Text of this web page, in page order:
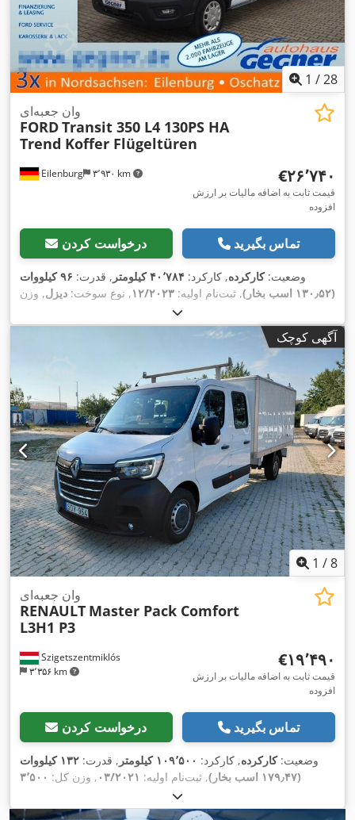
1 /28
Eilenburg ۳٬۹۳۰ km
وان جعبه‌ای
FORDTransit 350 L4 130PS HA
Trend Koffer Flügeltüren
‎€۲۶٬۷۴۰
قیمت ثابت به اضافه مالیات بر ارزش
افزوده
درخواست کردن تماس بگیرید
وضعیت:کارکرده, کارکرد: ۴۰٬۷۸۴ کیلومتر , قدرت:
۹۶ کیلووات
(۱۳۰٫۵۲ اسب بخار)
, ثبت‌نام اولیه: ۱۲/۲۰۲۳, نوع سوخت: دیزل, وزن
سفید
انتشار:یورو ۶ , تعداد صندلی‌ها:۳, طول فضای بارگیری:۴٬۲۱۴
میلی‌متر
, عرض فضای بارگیری:
بارگیری:۲٬۱۶۷ میلی‌متر
مرکزی
آگهی کوچک
1 /8
Szigetszentmiklós
۳٬۳۵۶ km
وان جعبه‌ای
RENAULT Master Pack Comfort
L3H1 P3
‎€۱۹٬۴۹۰
قیمت ثابت به اضافه مالیات بر ارزش
افزوده
درخواست کردن تماس بگیرید
وضعیت:کارکرده, کارکرد: ۱۰۹٬۵۰۰ کیلومتر , قدرت:
۱۳۲ کیلووات
(۱۷۹٫۴۷ اسب بخار)
, ثبت‌نام اولیه: ۰۳/۲۰۲۱ , وزن کل: ۳٬۵۰۰
۰۳/۲۰۲۷
مکانیکی, تعداد صندلی‌ها:۷, طول فضای بارگیری:۳٬۳۶۵ میلی‌متر
,